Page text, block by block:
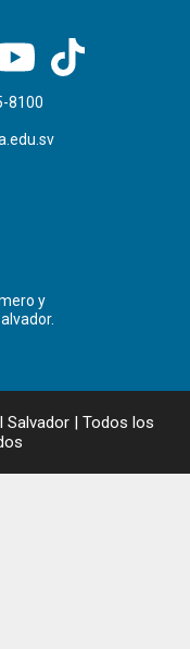
8100
y
Salvador | Todos los